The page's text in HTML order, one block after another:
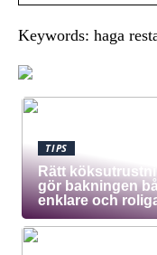
Keywords: haga
TIPS
Rätt
gör bakningen
enklare och